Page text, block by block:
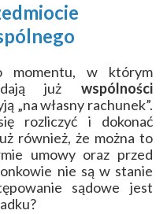
momentu, w którym
już wspólności
„na własny rachunek”.
rozliczyć i dokonać
również, że można to
umowy oraz przed
nie są w stanie
sądowe jest